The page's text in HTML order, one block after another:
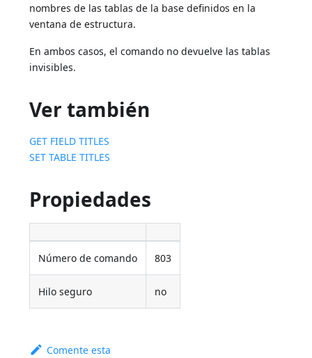
nombres de las tablas de la base definidos en la
ventana de estructura.
En ambos casos, el comando no devuelve las tablas
invisibles.
Ver también
GET FIELD TITLES
SET TABLE TITLES
Propiedades
Número de comando 803
Hilo seguro no
Comente esta